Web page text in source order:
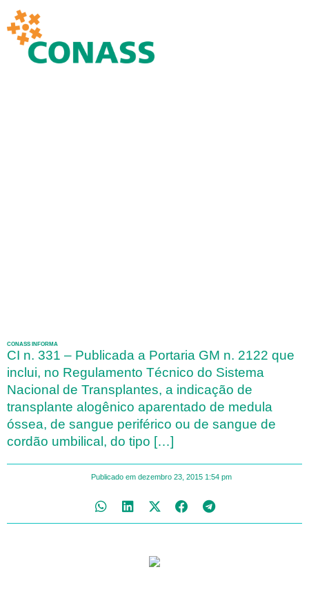
CONASS INFORMA
CI n. 331 – Publicada a Portaria GM n. 2122 que
inclui, no Regulamento Técnico do Sistema
Nacional de Transplantes, a indicação de
transplante alogênico aparentado de medula
óssea, de sangue periférico ou de sangue de
cordão umbilical, do tipo […]
Publicado em dezembro 23, 2015 1:54 pm